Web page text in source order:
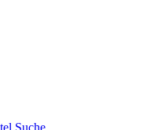
Suche